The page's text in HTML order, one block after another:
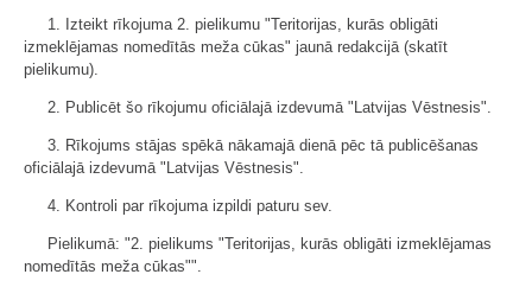
1. Izteikt rīkojuma 2. pielikumu "Teritorijas, kurās obligāti
izmeklējamas nomedītās meža cūkas" jaunā redakcijā (skatīt
pielikumu).
2. Publicēt šo rīkojumu oficiālajā izdevumā "Latvijas Vēstnesis".
3. Rīkojums stājas spēkā nākamajā dienā pēc tā publicēšanas
oficiālajā izdevumā "Latvijas Vēstnesis".
4. Kontroli par rīkojuma izpildi paturu sev.
Pielikumā: "2. pielikums "Teritorijas, kurās obligāti izmeklējamas
nomedītās meža cūkas"".